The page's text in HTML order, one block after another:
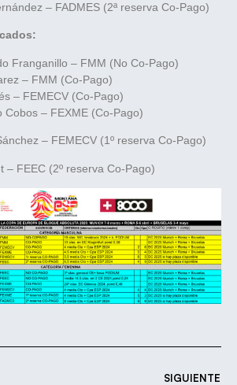
– FADMES (2ª reserva Co-Pago)
Franganillo – FMM (No Co-Pago)
– FMM (Co-Pago)
– FEMECV (Co-Pago)
Cobos – FEXME (Co-Pago)
– FEMECV (1º reserva Co-Pago)
– FEEC (2º reserva Co-Pago)
SIGUIENTE